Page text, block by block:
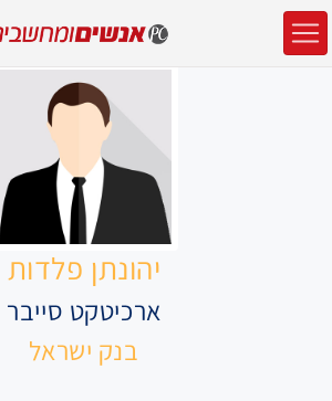
יהונתן פלדות
ארכיטקט סייבר
בנק ישראל